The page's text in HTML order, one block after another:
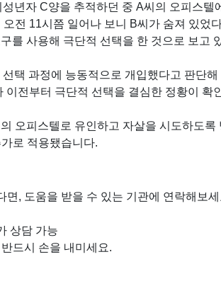
년자 C양을 추적하던 중 A씨의 오피스
전 11시쯤 일어나 보니 B씨가 숨져 있었
를 사용해 극단적 선택을 한 것으로 보고
택 과정에 능동적으로 개입했다고 판단
전부터 극단적 선택을 결심한 정황이
오피스텔로 유인하고 자살을 시도하도
로 적용됐습니다.
, 도움을 받을 수 있는 기관에 연락해보세
상담 가능
드시 손을 내미세요.